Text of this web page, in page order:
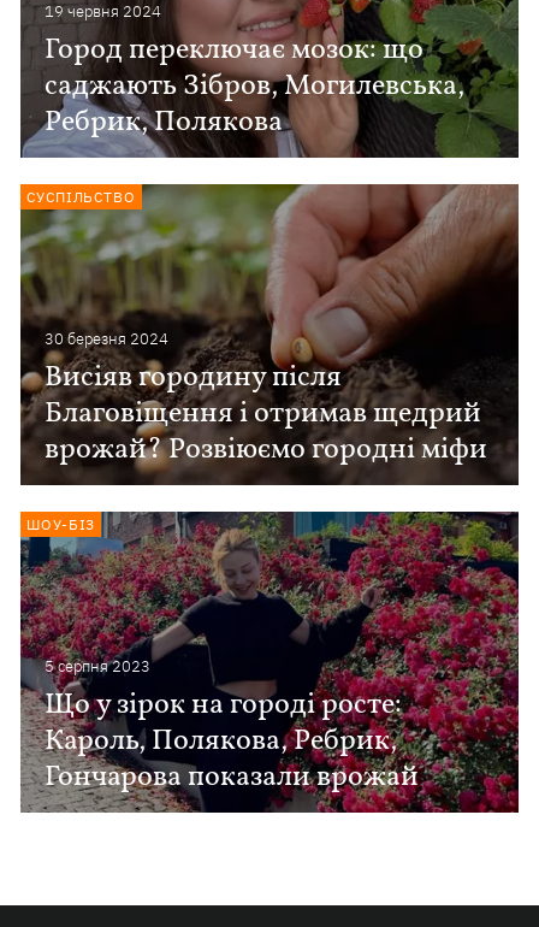
19 червня 2024
Город переключає мозок: що
саджають Зібров, Могилевська,
Ребрик, Полякова
30 березня 2024
Висіяв городину після
Благовіщення і отримав щедрий
врожай? Розвіюємо городні міфи
СУСПІЛЬСТВО
5 серпня 2023
Що у зірок на городі росте:
Кароль, Полякова, Ребрик,
Гончарова показали врожай
ШОУ-БІЗ